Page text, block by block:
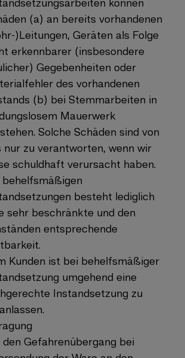
können
(a) an bereits vorhandenen
)Leitungen, Geräten als Folge
erkennbarer (insbesondere
Gegebenheiten oder
des vorhandenen
(b) bei Stemmarbeiten in
Mauerwerk
Solche Schäden sind von
nur zu verantworten, wenn wir
schuldhaft verursacht haben.
behelfsmäßigen
besteht lediglich
sehr beschränkte und den
entsprechende
Kunden ist bei behelfsmäßiger
umgehend eine
Instandsetzung zu
den Gefahrenübergang bei